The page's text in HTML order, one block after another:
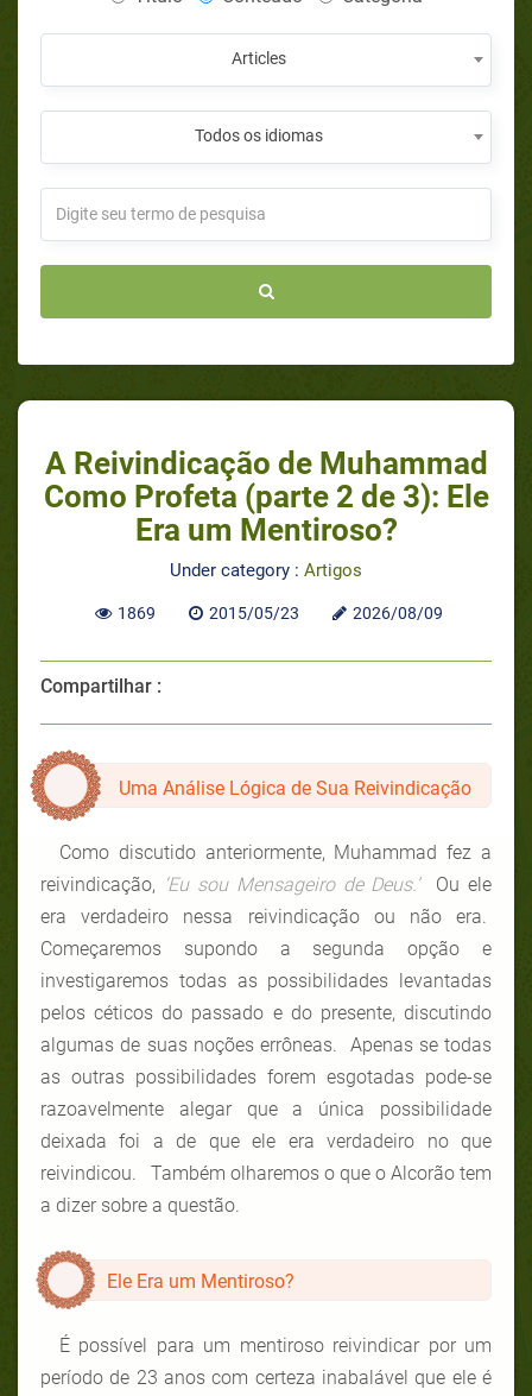
Articles
Todos os idiomas
A Reivindicação de Muhammad
Como Profeta (parte 2 de 3): Ele
Era um Mentiroso?
Under category : Artigos
1869 2015/05/23 2026/08/09
Compartilhar :
Uma Análise Lógica de Sua Reivindicação
Como discutido anteriormente, Muhammad fez a
reivindicação, ‘Eu sou Mensageiro de Deus.’
Ou ele
era verdadeiro nessa reivindicação ou não era.
Começaremos supondo a segunda opção e
investigaremos todas as possibilidades levantadas
pelos céticos do passado e do presente, discutindo
algumas de suas noções errôneas. Apenas se todas
as outras possibilidades forem esgotadas pode-se
razoavelmente alegar que a única possibilidade
deixada foi a de que ele era verdadeiro no que
reivindicou. Também olharemos o que o Alcorão tem
a dizer sobre a questão.
Ele Era um Mentiroso?
É possível para um mentiroso reivindicar por um
período de 23 anos com certeza inabalável que ele é